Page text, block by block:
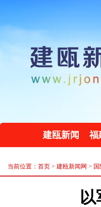
建瓯新闻 福
当前位置：首页 > 建瓯新闻网 >
以